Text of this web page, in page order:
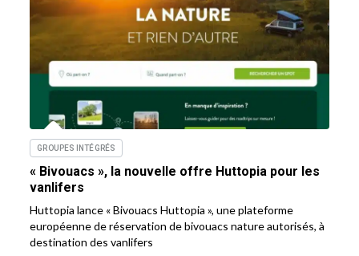
GROUPES INTÉGRÉS
« Bivouacs », la nouvelle offre Huttopia pour les
vanlifers
Huttopia lance « Bivouacs Huttopia », une plateforme
européenne de réservation de bivouacs nature autorisés, à
destination des vanlifers